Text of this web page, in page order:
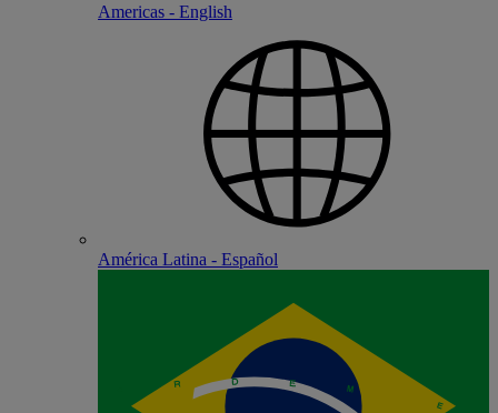
Americas - English
América Latina - Español